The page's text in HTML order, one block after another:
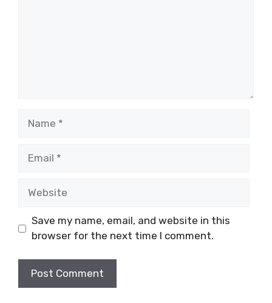
Save my name, email, and website in this
browser for the next time I comment.